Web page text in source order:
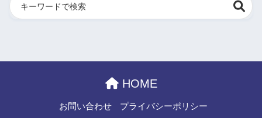
HOME
お問い合わせ プライバシーポリシー